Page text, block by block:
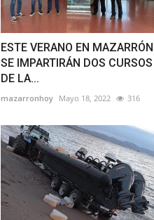
ESTE VERANO EN MAZARRÓN
SE IMPARTIRÁN DOS CURSOS
DE LA...
mazarronhoy Mayo 18, 2022 316